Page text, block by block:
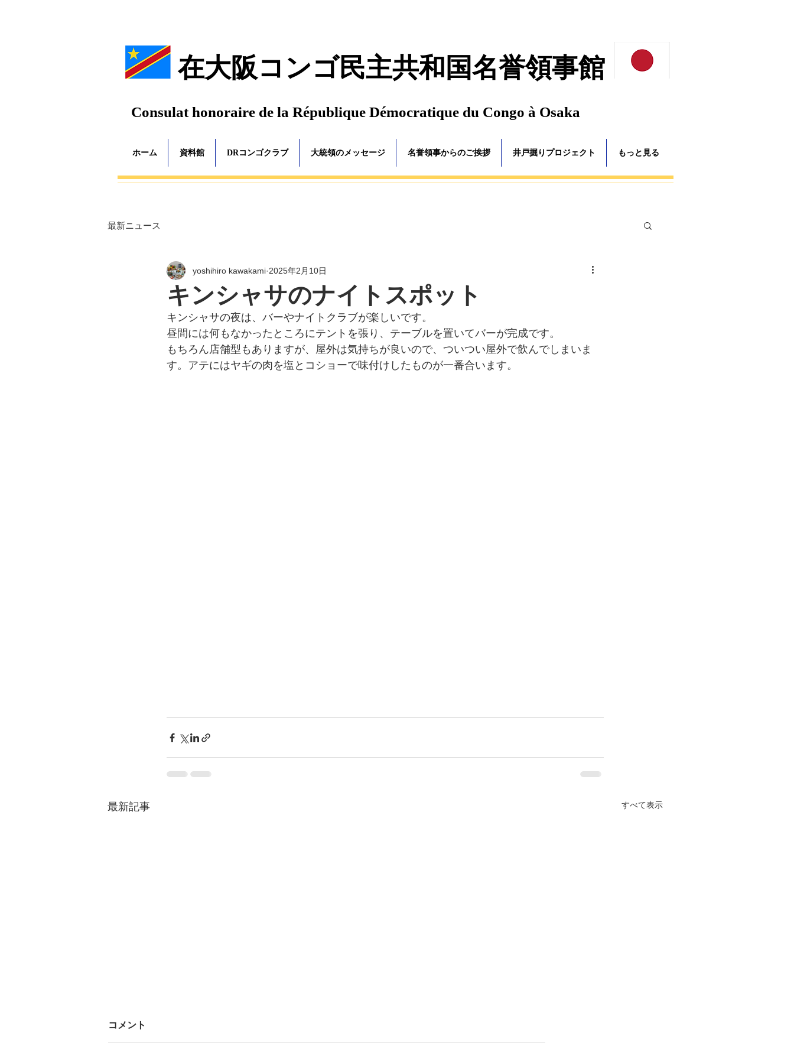
在大阪コンゴ民主共和国名誉領事館
Consulat honoraire de la République Démocratique du Congo à Osaka
ホーム 資料館 DRコンゴクラブ 大統領のメッセージ 名誉領事からのご挨拶 井戸掘りプロジェクト もっと見る
最新ニュース
キンシャサのナイトスポット
yoshihiro kawakami 2025年2月10日
キンシャサの夜は、バーやナイトクラブが楽しいです。
昼間には何もなかったところにテントを張り、テーブルを置いてバーが完成です。
もちろん店舗型もありますが、屋外は気持ちが良いので、ついつい屋外で飲んでしまいま
す。アテにはヤギの肉を塩とコショーで味付けしたものが一番合います。
最新記事 すべて表示
コメント